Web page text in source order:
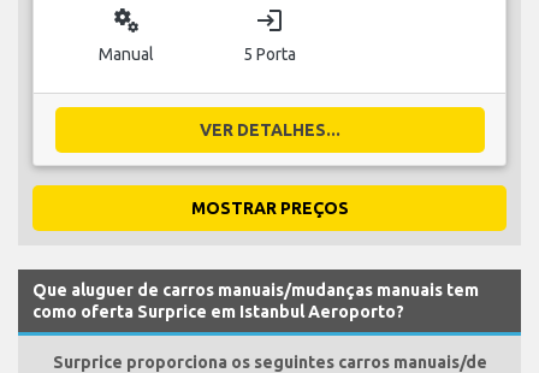
miscellaneous_services
Manual
login
5 Porta
VER DETALHES...
MOSTRAR PREÇOS
Que aluguer de carros manuais/mudanças manuais tem
como oferta Surprice em Istanbul Aeroporto?
Surprice proporciona os seguintes carros manuais/de